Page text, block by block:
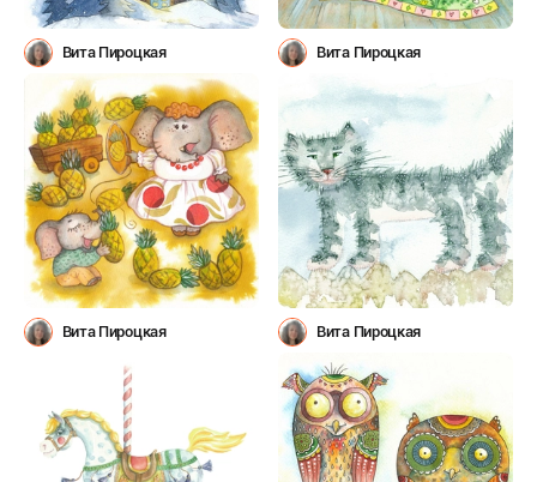
Вита Пироцкая Вита Пироцкая
Вита Пироцкая Вита Пироцкая